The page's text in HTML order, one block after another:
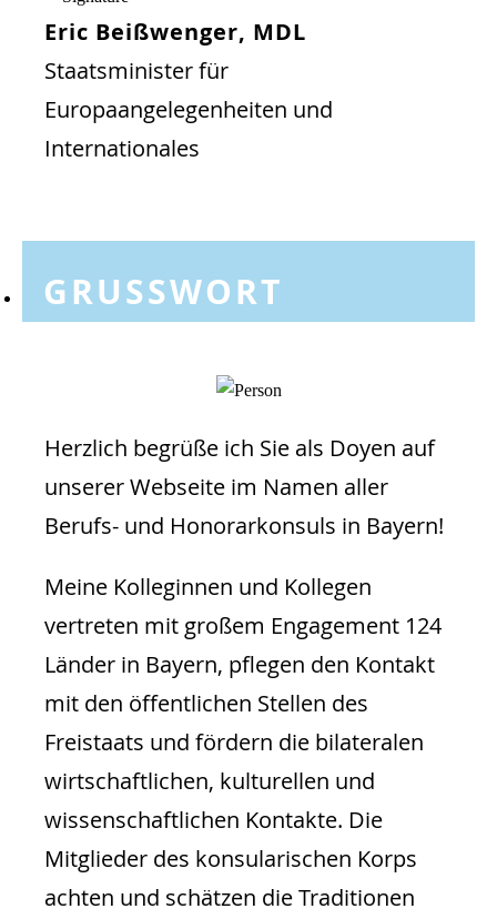
Eric Beißwenger, MDL
Staatsminister für
Europaangelegenheiten und
Internationales
GRUSSWORT
Herzlich begrüße ich Sie als Doyen auf
unserer Webseite im Namen aller
Berufs- und Honorarkonsuls in Bayern!
Meine Kolleginnen und Kollegen
vertreten mit großem Engagement 124
Länder in Bayern, pflegen den Kontakt
mit den öffentlichen Stellen des
Freistaats und fördern die bilateralen
wirtschaftlichen, kulturellen und
wissenschaftlichen Kontakte. Die
Mitglieder des konsularischen Korps
achten und schätzen die Traditionen